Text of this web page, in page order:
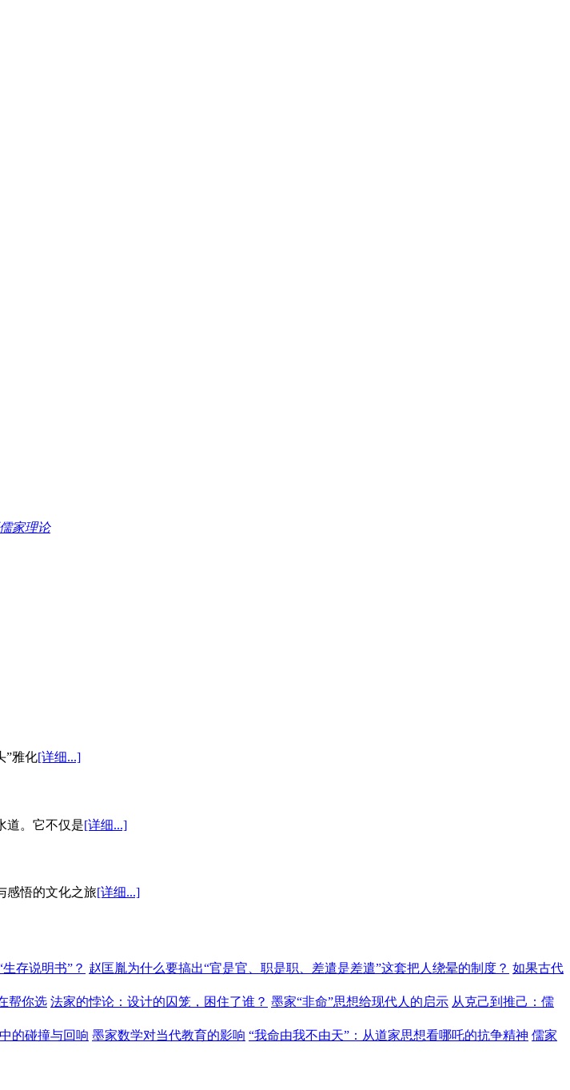
家理论
”雅化[详细...]
道。它不仅是[详细...]
感悟的文化之旅[详细...]
存说明书”？ 赵匡胤为什么要搞出“官是官、职是职、差遣是差遣”这套把人绕晕的制度？ 如果古代
帮你选 法家的悖论：设计的囚笼，困住了谁？ 墨家“非命”思想给现代人的启示 从克己到推己：儒
的碰撞与回响 墨家数学对当代教育的影响 “我命由我不由天”：从道家思想看哪吒的抗争精神 儒家